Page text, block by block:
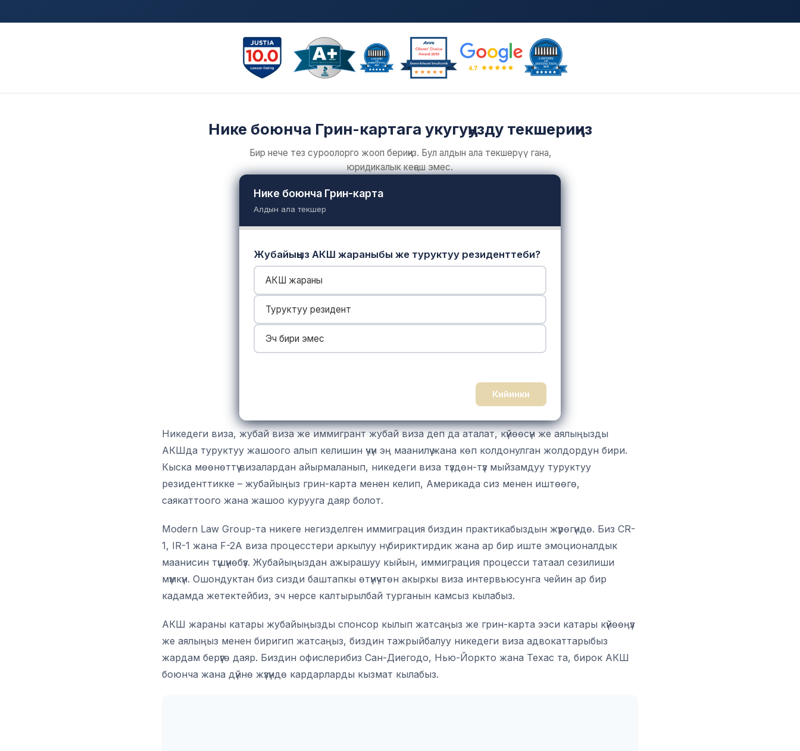
Нике боюнча Грин-картага укугуңузду текшериңиз
Бир нече тез суроолорго жооп бериңиз. Бул алдын ала текшерүү гана,
юридикалык кеңеш эмес.
Нике боюнча Грин-карта
Алдын ала текшерүү
Жубайыңыз АКШ жараныбы же туруктуу резиденттеби?
АКШ жараны
Туруктуу резидент
Эч бири эмес
Кийинки
Никедеги виза, жубай виза же иммигрант жубай виза деп да аталат, күйөөсүн же аялыңызды
АКШда туруктуу жашоого алып келишин үчүн эң маанилүү жана көп колдонулган жолдордун бири.
Кыска мөөнөттүү визалардан айырмаланып, никедеги виза түздөн-түз мыйзамдуу туруктуу
резиденттикке – жубайыңыз грин-карта менен келип, Америкада сиз менен иштөөгө,
саякаттоого жана жашоо курууга даяр болот.
Modern Law Group-та никеге негизделген иммиграция биздин практикабыздын жүрөгүндө. Биз CR-
1, IR-1 жана F-2A виза процесстери аркылуу нү бириктирдик жана ар бир иште эмоционалдык
маанисин түшүнөбүз. Жубайыңыздан ажырашуу кыйын, иммиграция процесси татаал сезилиши
мүмкүн. Ошондуктан биз сизди баштапкы өтүнүчтөн акыркы виза интервьюсунга чейин ар бир
кадамда жетектейбиз, эч нерсе калтырылбай турганын камсыз кылабыз.
АКШ жараны катары жубайыңызды спонсор кылып жатсаңыз же грин-карта ээси катары күйөөңүз
же аялыңыз менен биригип жатсаңыз, биздин тажрыйбалуу никедеги виза адвокаттарыбыз
жардам берүүгө даяр. Биздин офислерибиз Сан-Диегодо, Нью-Йоркто жана Техас та, бирок АКШ
боюнча жана дүйнө жүзүндө кардарларды кызмат кылабыз.